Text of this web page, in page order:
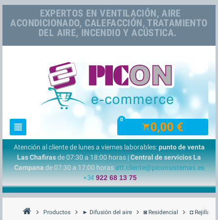
EXPERTOS EN VENTILACIÓN, AIRE
ACONDICIONADO, CALEFACCIÓN, TRATAMIENTO
DEL AIRE, INCENDIO Y ACÚSTICA.
view_headline shopping_cart0,00 €
0
Atención al cliente de lunes a viernes laborables:punto de venta
Las Chafirasde 07:30 a 18:00 horas |Central de servicios La
Campanade 07:30 a 17:00 horasatt.cliente@piconsistemas.es
+34 922 68 13 75
chevron_right Productos chevron_right ► Difusión del aire chevron_right ◙ Residencial chevron_right ◘ Rejillas